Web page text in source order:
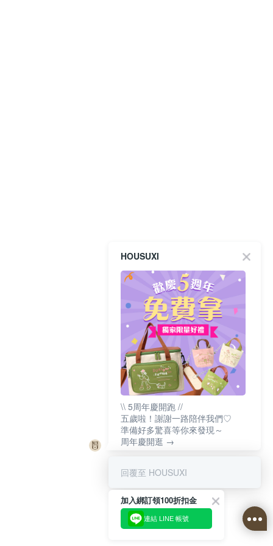
HOUSUXI
\\ 5周年慶開跑 //
五歲啦！謝謝一路陪伴我們♡
準備好多驚喜等你來發現～
周年慶開逛 →
回覆至 HOUSUXI
加入綁訂領100折扣金
連結 LINE 帳號